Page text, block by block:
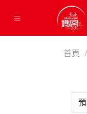
首頁 /